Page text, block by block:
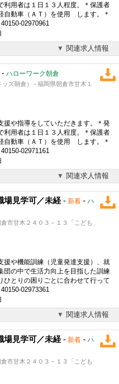
利用者は１日１３人程度。＊保護者
自動車（ＡＴ）を使用 します。＊
02970961
関連求人情報
- ハローワーク朝倉
ズ朝倉） - 福岡県朝倉市甘木１
援や指導をしていただきます。＊発
利用者は１日１３人程度。＊保護者
自動車（ＡＴ）を使用 します。＊
02971161
関連求人情報
見学可／未経 - 新着 - ハ
市甘木２４０３－１３「こども
援や機能訓練（児童発達支援）、就
団の中で生活力向上を目指した訓練
ひとりの困りごとに合わせて行って
02973361
関連求人情報
見学可／未経 - 新着 - ハ
市甘木２４０３－１３「こども